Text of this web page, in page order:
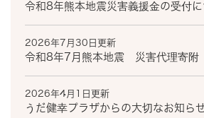
令和8年熊本地震災害義援金の受付に
2026年7月30日更新
令和8年7月熊本地震 災害代理寄附
2026年4月1日更新
うだ健幸プラザからの大切なお知ら